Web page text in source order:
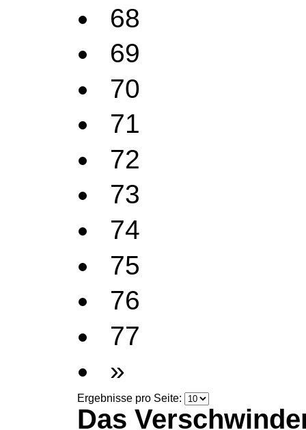
68
69
70
71
72
73
74
75
76
77
»
Ergebnisse pro Seite:
Das